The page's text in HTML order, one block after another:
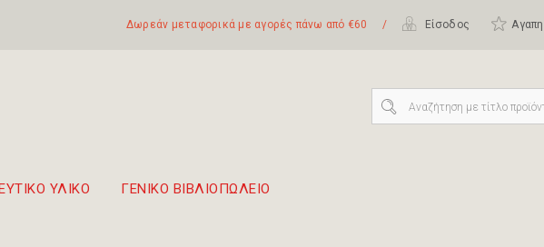
Δωρεάν μεταφορικά με αγορές πάνω από €60 / Είσοδος
ΥΛΙΚΟ ΓΕΝΙΚΟ ΒΙΒΛΙΟΠΩΛΕΙΟ